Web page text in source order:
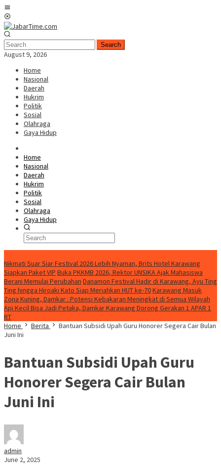
Skip
to
content
Search
August 9, 2026
Home
Nasional
Daerah
Hukrim
Politik
Sosial
Olahraga
Gaya Hidup
Home
Nasional
Daerah
Hukrim
Politik
Sosial
Olahraga
Gaya Hidup
Nikmati Suar Siar Festival 2026 Lebih Nyaman, Brits Hotel Karawang
Siapkan Paket VIP Buka PKKMB 2026, Rektor UNSIKA Ajak Mahasiswa
Berani Memulai Perubahan Danamon Festival Hadir di Karawang, Ayu Ting
Ting hingga Hiroaki Kato Siap Meriahkan HUT ke-70Karawang Masuk
Zona Kuning, Damkar : Potensi Kebakaran Meningkat di Semua Wilayah
Api Kecil Bisa Jadi Petaka, Damkar Karawang Dorong Gerakan 1 APAR 1
RT
Home
Berita
Bantuan Subsidi Upah Guru Honorer Segera Cair Bulan
Juni Ini
Bantuan Subsidi Upah Guru
Honorer Segera Cair Bulan
Juni Ini
admin
June 2, 2025